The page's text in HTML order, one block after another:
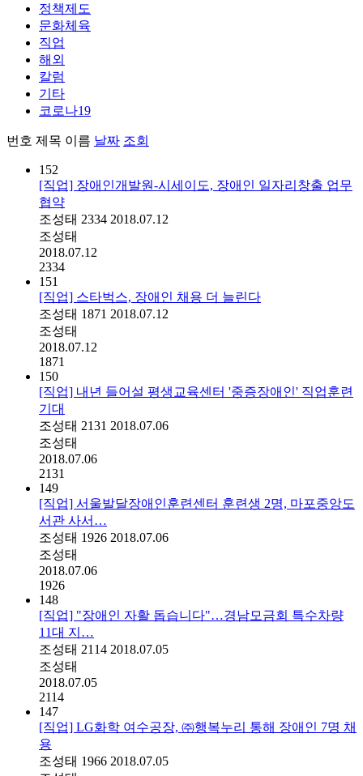
정책제도
문화체육
직업
해외
칼럼
기타
코로나19
번호 제목 이름 날짜 조회
152
[직업] 장애인개발원-시세이도, 장애인 일자리창출 업무
협약
조성태 2334 2018.07.12
조성태
2018.07.12
2334
151
[직업] 스타벅스, 장애인 채용 더 늘린다
조성태 1871 2018.07.12
조성태
2018.07.12
1871
150
[직업] 내년 들어설 평생교육센터 '중증장애인' 직업훈련
기대
조성태 2131 2018.07.06
조성태
2018.07.06
2131
149
[직업] 서울발달장애인훈련센터 훈련생 2명, 마포중앙도
서관 사서…
조성태 1926 2018.07.06
조성태
2018.07.06
1926
148
[직업] "장애인 자활 돕습니다"…경남모금회 특수차량
11대 지…
조성태 2114 2018.07.05
조성태
2018.07.05
2114
147
[직업] LG화학 여수공장, ㈜행복누리 통해 장애인 7명 채
용
조성태 1966 2018.07.05